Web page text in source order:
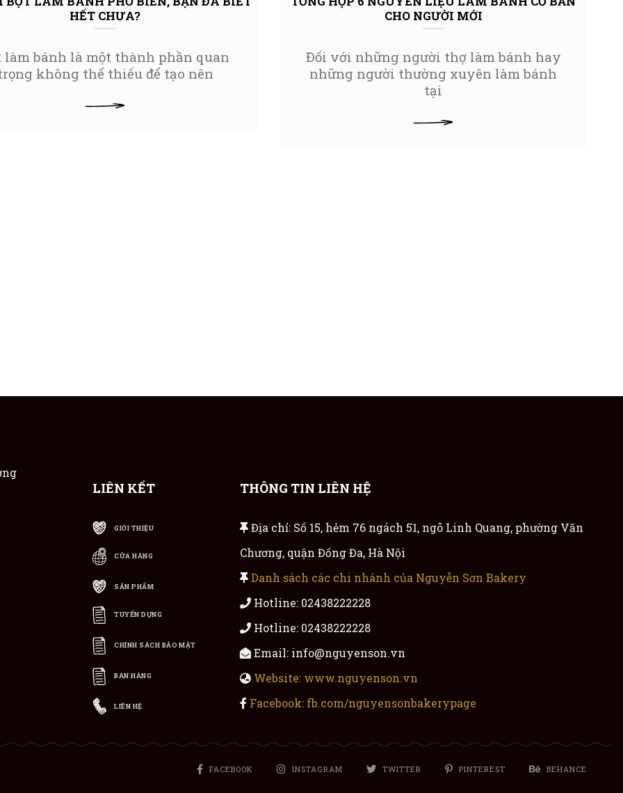
HẾT CHƯA?
làm bánh là một thành phần quan
không thể thiếu để tạo nên
CHO NGƯỜI MỚI
Đối với những người thợ làm bánh hay
những người thường xuyên làm bánh
tại
LIÊN KẾT
GIỚI THIỆU
CỬA HÀNG
SẢN PHẨM
TUYỂN DỤNG
CHÍNH SÁCH BẢO MẬT
BÁN HÀNG
LIÊN HỆ
THÔNG TIN LIÊN HỆ
Địa chỉ: Số 15, hẻm 76 ngách 51, ngõ Linh Quang, phường Văn
Chương, quận Đống Đa, Hà Nội
Danh sách các chi nhánh của Nguyễn Sơn Bakery
Hotline: 02438222228
Hotline: 02438222228
Email: info@nguyenson.vn
Website: www.nguyenson.vn
Facebook: fb.com/nguyensonbakerypage
FACEBOOK INSTAGRAM TWITTER PINTEREST BEHANCE